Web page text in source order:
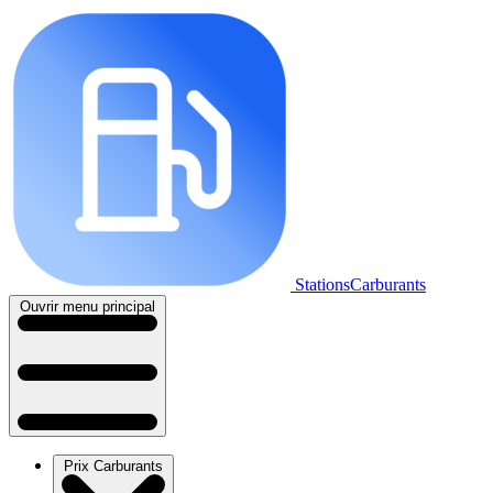
StationsCarburants
Ouvrir menu principal
Prix Carburants